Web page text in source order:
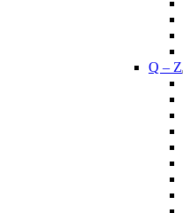
Q – Z